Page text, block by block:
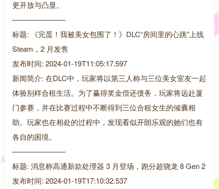
更开放与凸显。
———————-
标题: 《完蛋！我被美女包围了！》DLC“房间里的心跳”上线
Steam，2 月发售
发布时间: 2024-01-19T11:05:17.597
新闻简介: 在DLC中，玩家将以第三人称与三位美女室友一起
体验别样合租生活。为了赢得奖金偿还债务，玩家将远赴厦
门参赛，并在比赛过程中不断得到三位合租女生的倾囊相
助。玩家也在相处的过程中，发现看似开朗乐观的她们也有
各自的困境。
———————-
标题: 消息称高通新款处理器 3 月登场，跑分超骁龙 8 Gen 2
发布时间: 2024-01-19T17:10:32.537